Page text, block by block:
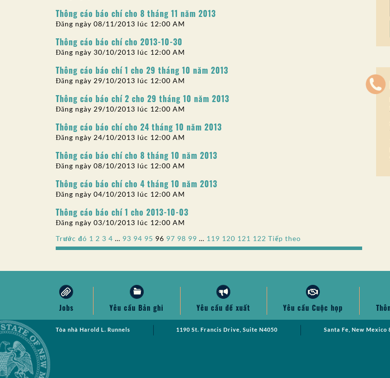
Thông cáo báo chí cho 8 tháng 11 năm 2013
Đăng ngày 08/11/2013 lúc 12:00 AM
Thông cáo báo chí cho 2013-10-30
Đăng ngày 30/10/2013 lúc 12:00 AM
Thông cáo báo chí 1 cho 29 tháng 10 năm 2013
Đăng ngày 29/10/2013 lúc 12:00 AM
Thông cáo báo chí 2 cho 29 tháng 10 năm 2013
Đăng ngày 29/10/2013 lúc 12:00 AM
Thông cáo báo chí cho 24 tháng 10 năm 2013
Đăng ngày 24/10/2013 lúc 12:00 AM
Thông cáo báo chí cho 8 tháng 10 năm 2013
Đăng ngày 08/10/2013 lúc 12:00 AM
Thông cáo báo chí cho 4 tháng 10 năm 2013
Đăng ngày 04/10/2013 lúc 12:00 AM
Thông cáo báo chí 1 cho 2013-10-03
Đăng ngày 03/10/2013 lúc 12:00 AM
Phân
bài
viết
Trước đó 1 2 3 4 … 93 94 95 96 97 98 99 … 119 120 121 122 Tiếp theo
Jobs Yêu cầu Bản ghi Yêu cầu đề xuất Yêu cầu Cuộc họp
Tòa nhà Harold L. Runnels 1190 St. Francis Drive, Suite N4050 Santa Fe, New Mexico